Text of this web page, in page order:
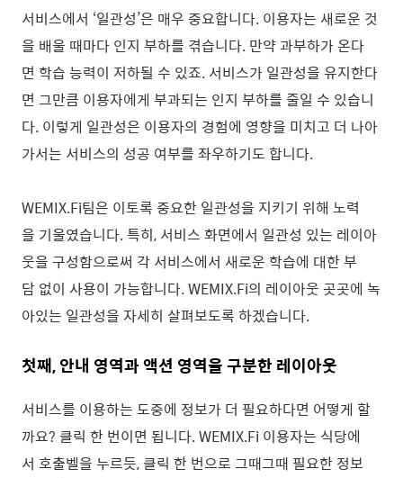
서비스에서 ‘일관성’은 매우 중요합니다. 이용자는 새로운 것
을 배울 때마다 인지 부하를 겪습니다. 만약 과부하가 온다
면 학습 능력이 저하될 수 있죠. 서비스가 일관성을 유지한다
면 그만큼 이용자에게 부과되는 인지 부하를 줄일 수 있습니
다. 이렇게 일관성은 이용자의 경험에 영향을 미치고 더 나아
가서는 서비스의 성공 여부를 좌우하기도 합니다.
WEMIX.Fi팀은 이토록 중요한 일관성을 지키기 위해 노력
을 기울였습니다. 특히, 서비스 화면에서 일관성 있는 레이아
웃을 구성함으로써 각 서비스에서 새로운 학습에 대한 부
담 없이 사용이 가능합니다. WEMIX.Fi의 레이아웃 곳곳에 녹
아있는 일관성을 자세히 살펴보도록 하겠습니다.
첫째, 안내 영역과 액션 영역을 구분한 레이아웃
서비스를 이용하는 도중에 정보가 더 필요하다면 어떻게 할
까요? 클릭 한 번이면 됩니다. WEMIX.Fi 이용자는 식당에
서 호출벨을 누르듯, 클릭 한 번으로 그때그때 필요한 정보